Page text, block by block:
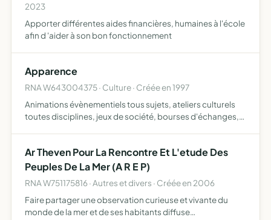
2023
Apporter différentes aides financières, humaines à l'école
afin d 'aider à son bon fonctionnement
Apparence
RNA W643004375 · Culture · Créée en 1997
Animations évènementiels tous sujets, ateliers culturels
toutes disciplines, jeux de société, bourses d'échanges,
Ar Theven Pour La Rencontre Et L'etude Des
Peuples De La Mer (A R E P)
RNA W751175816 · Autres et divers · Créée en 2006
Faire partager une observation curieuse et vivante du
monde de la mer et de ses habitants diffuse